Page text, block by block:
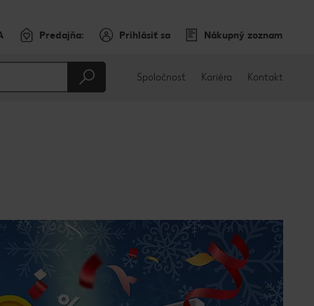
Predajňa: Prihlásiť sa Nákupný zoznam
Spoločnosť Kariéra Kontakt